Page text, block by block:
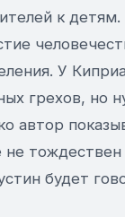
к
У
грехов, но
автор
тождествен
будет